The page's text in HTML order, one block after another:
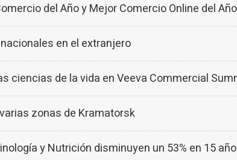
del Año y Mejor Comercio Online del
en el extranjero
ciencias de la vida en Veeva Commercial
zonas de Kramatorsk
y Nutrición disminuyen un 53% en 15